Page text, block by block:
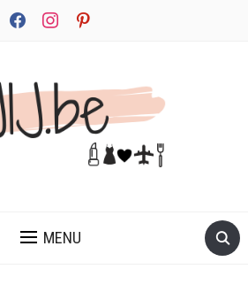
facebookinstagrampinterest
MENU